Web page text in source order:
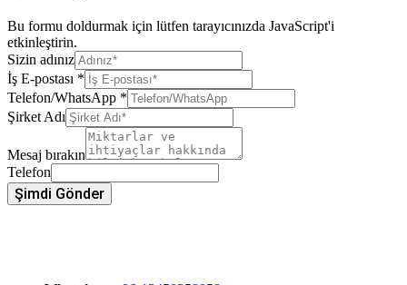
Bu formu doldurmak için lütfen tarayıcınızda JavaScript'i
etkinleştirin.
Sizin adınız
İş E-postası *
Telefon/WhatsApp *
Şirket Adı
Mesaj bırakın
Telefon
Şimdi Gönder